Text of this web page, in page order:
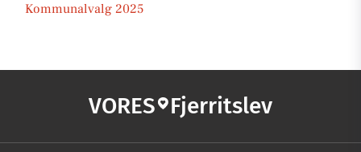
Kommunalvalg 2025
VORES Fjerritslev